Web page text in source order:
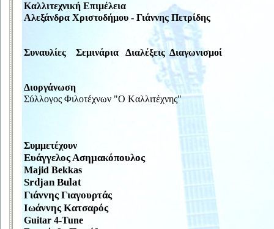
Καλλιτεχνική Επιμέλεια
Αλεξάνδρα Χριστοδήμου - Γιάννης Πετρίδης
Συναυλίες Σεμινάρια Διαλέξεις Διαγωνισμοί
Διοργάνωση
Σύλλογος Φιλoτέχνων "O Kαλλιτέχνης"
Συμμετέχουν
Ευάγγελος Ασημακόπουλος
Majid Bekkas
Srdjan Bulat
Γιάννης Γιαγουρτάς
Ιωάννης Κατσαρός
Guitar 4-Tune